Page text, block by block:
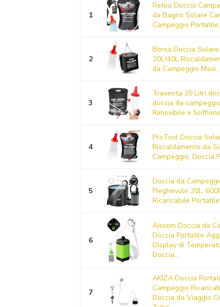
1
Retoo Doccia
da Bagno Solare
Campeggio
2
Borsa Doccia
20L/40L
da Campeggio Maxi,
3
Traxenta 20 Litri
doccia da
Rimovibile e
4
ProTool Doccia
Riscaldamento da
Campeggio, Doccia
5
Doccia da
Pieghevole 20L,
Ricaricabile
6
Aissom Doccia da
Doccia Portatile
Display di
Doccia...
7
AKIZA Doccia
Campeggio
Doccia da Viaggio